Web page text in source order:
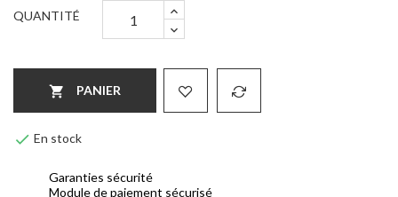
QUANTITÉ
 PANIER
 En stock
Garanties sécurité
Module de paiement sécurisé